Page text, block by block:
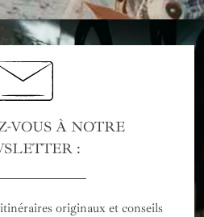
VOUS À NOTRE
:
originaux et conseils